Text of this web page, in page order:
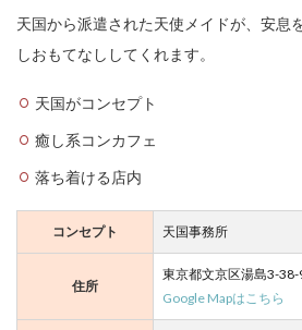
B
A
C
DI
（
カ
）
天国から派遣された天使メイドが、安息
しおもてなししてくれます。
天国がコンセプト
癒し系コンカフェ
落ち着ける店内
コンセプト 天国事務所
住所
東京都文京区湯島3-
Google Mapはこちら